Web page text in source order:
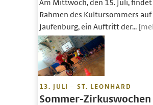
Am Mittwoch, den 15. Juli,
Rahmen des Kultursommers auf
Jaufenburg, ein Auftritt der...
13. JULI – ST. LEONHARD
Sommer-Zirkuswochen